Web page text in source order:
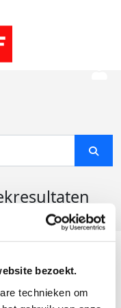
bezoekt.
technieken om